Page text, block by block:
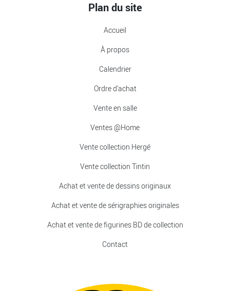
Plan du site
Accueil
À propos
Calendrier
Ordre d’achat
Vente en salle
Ventes @Home
Vente collection Hergé
Vente collection Tintin
Achat et vente de dessins originaux
Achat et vente de sérigraphies originales
Achat et vente de figurines BD de collection
Contact